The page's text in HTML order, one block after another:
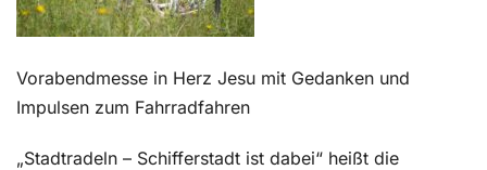
Vorabendmesse in Herz Jesu mit Gedanken und
Impulsen zum Fahrradfahren
„Stadtradeln – Schifferstadt ist dabei“ heißt die